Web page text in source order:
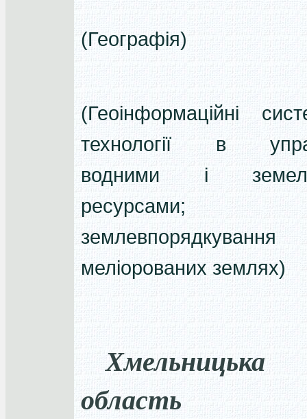
(Географія)
(Геоінформаційні
технології в
водними і
ресурсами;
меліорованих землях)
Хмельницька
область